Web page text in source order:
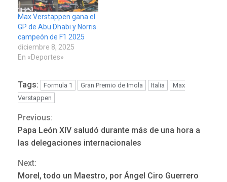
Max Verstappen gana el
GP de Abu Dhabi y Norris
campeón de F1 2025
diciembre 8, 2025
En «Deportes»
Tags: Formula 1 Gran Premio de Imola Italia
Max
Verstappen
Continue
Reading
Previous:
Papa León XIV saludó durante más de una hora a
las delegaciones internacionales
Next:
Morel, todo un Maestro, por Ángel Ciro Guerrero
Hutíes de Yemen dicen que